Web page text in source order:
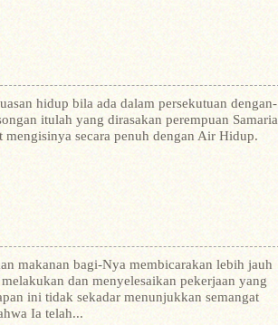
hidup bila ada dalam persekutuan dengan-
itulah yang dirasakan perempuan Samaria
secara penuh dengan Air Hidup.
makanan bagi-Nya membicarakan lebih jauh
dan menyelesaikan pekerjaan yang
ini tidak sekadar menunjukkan semangat
Ia telah...